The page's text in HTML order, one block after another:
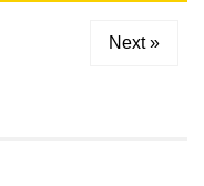
Next »